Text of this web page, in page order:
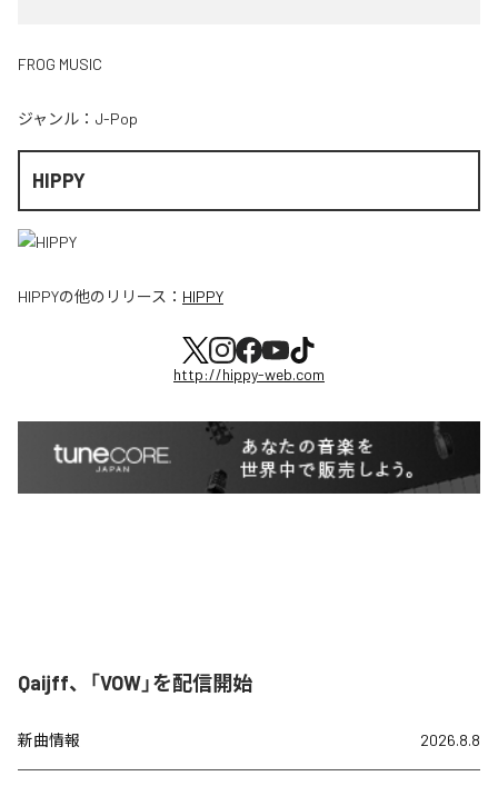
FROG MUSIC
ジャンル： J-Pop
HIPPY
HIPPYの他のリリース： HIPPY
http://hippy-web.com
Qaijff、「VOW」を配信開始
新曲情報 2026.8.8